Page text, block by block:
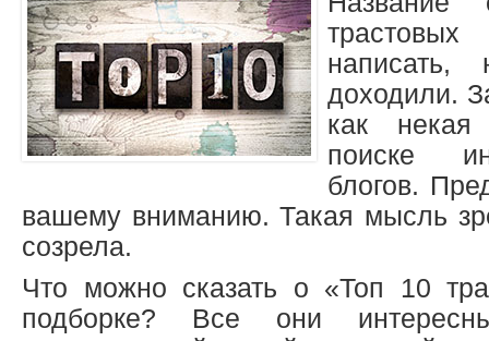
доходили.
как
поиске
блогов.
вашему вниманию. Такая мысль
созрела.
Что можно сказать о «Топ 10
подборке? Все они